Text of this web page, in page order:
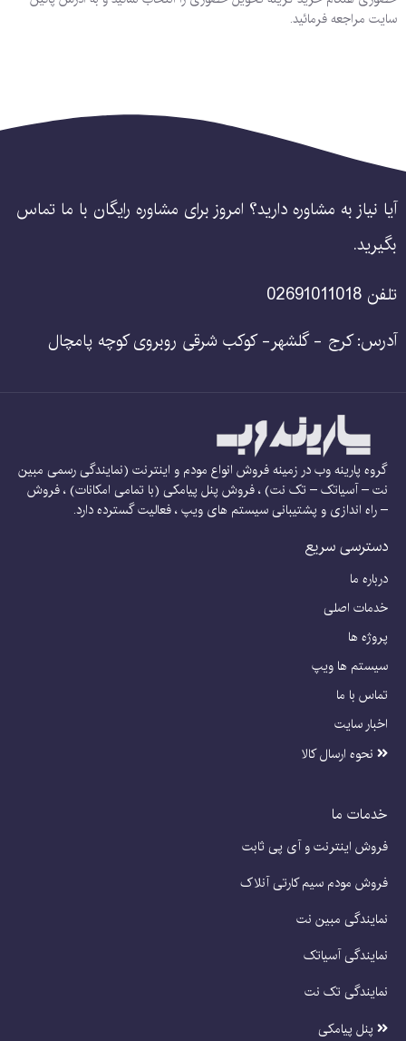
سایت مراجعه فرمائید.
آیا نیاز به مشاوره دارید؟ امروز برای مشاوره رایگان با ما تماس
بگیرید.
تلفن 02691011018
آدرس: کرج - گلشهر- کوکب شرقی روبروی کوچه پامچال
گروه پارینه وب در زمینه فروش انواع مودم و اینترنت (نمایندگی رسمی مبین
نت – آسیاتک – تک نت) ، فروش پنل پیامکی (با تمامی امکانات) ، فروش
– راه اندازی و پشتیبانی سیستم های ویپ ، فعالیت گسترده دارد.
دسترسی سریع
درباره ما
خدمات اصلی
پروژه ها
سیستم ها ویپ
تماس با ما
اخبار سایت
نحوه ارسال کالا
خدمات ما
فروش اینترنت و آی پی ثابت
فروش مودم سیم کارتی آنلاک
نمایندگی مبین نت
نمایندگی آسیاتک
نمایندگی تک نت
پنل پیامکی